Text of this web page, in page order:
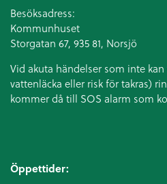
Besöksadress:
Kommunhuset
Storgatan 67, 935 81, Norsjö
Vid akuta händelser som inte
vattenläcka eller risk för takras)
kommer då till SOS alarm som
Öppettider: